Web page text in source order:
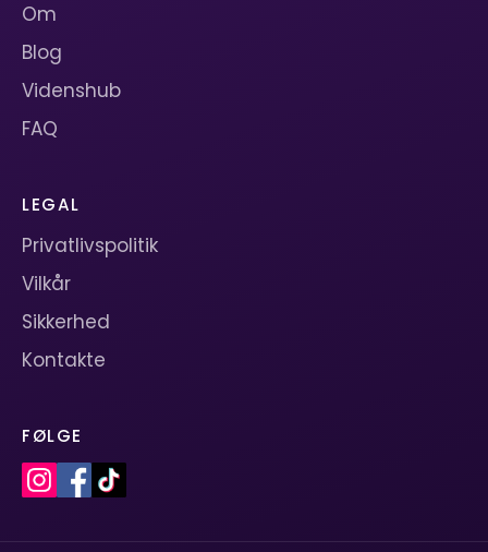
Om
Blog
Videnshub
FAQ
LEGAL
Privatlivspolitik
Vilkår
Sikkerhed
Kontakte
FØLGE